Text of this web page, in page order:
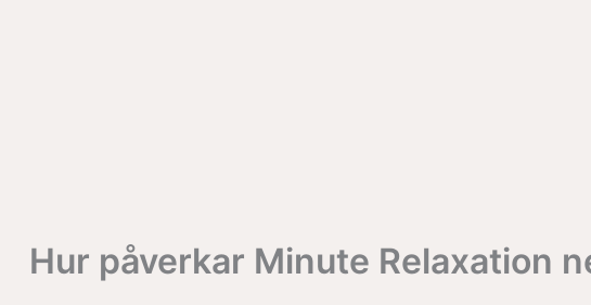
Hur påverkar Minute Relaxation